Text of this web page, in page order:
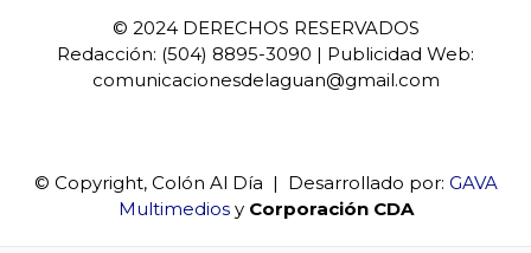
© 2024 DERECHOS RESERVADOS
Redacción: (504) 8895-3090 | Publicidad Web:
comunicacionesdelaguan@gmail.com
© Copyright, Colón Al Día | Desarrollado por: GAVA
Multimediosy Corporación CDA